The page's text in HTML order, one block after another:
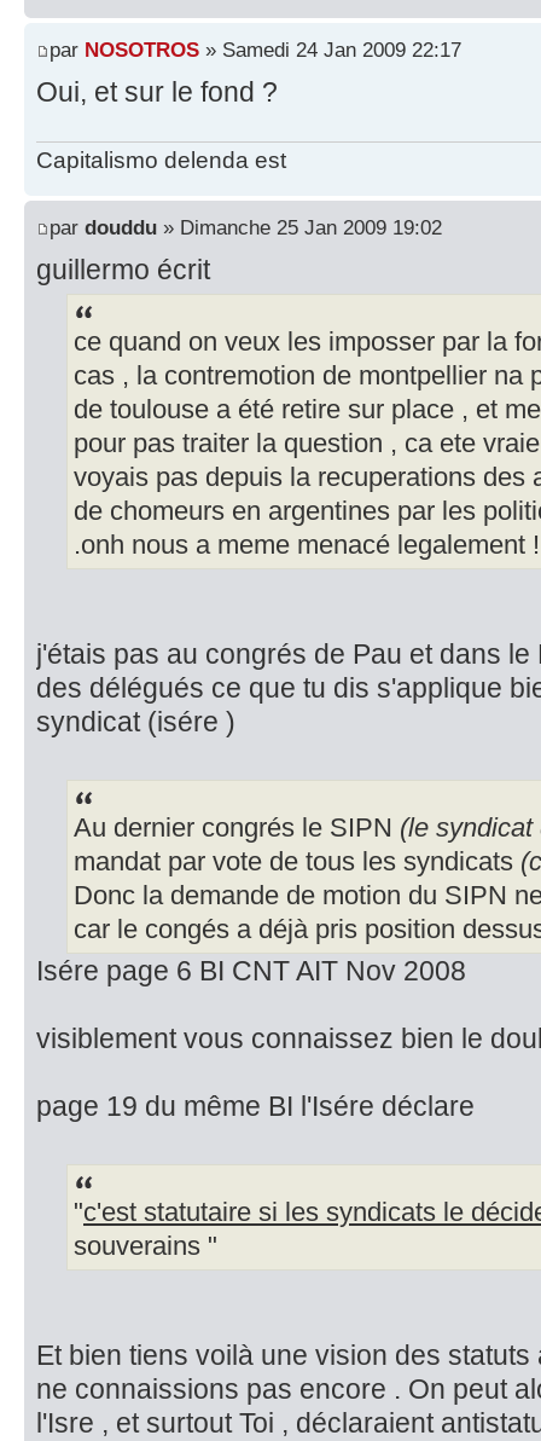
par NOSOTROS » Samedi 24 Jan 2009 22:17
Oui, et sur le fond ?
Capitalismo delenda est
par douddu » Dimanche 25 Jan 2009 19:02
guillermo écrit
ce quand on veux les imposser par la
cas , la contremotion de montpellier na
de toulouse a été retire sur place , et
pour pas traiter la question , ca ete
voyais pas depuis la recuperations des
de chomeurs en argentines par les
.onh nous a meme menacé legalement
j'étais pas au congrés de Pau et dans
des délégués ce que tu dis s'applique
syndicat (isére )
Au dernier congrés le SIPN (le
mandat par vote de tous les syndicats
Donc la demande de motion du SIPN
car le congés a déjà pris position
Isére page 6 BI CNT AIT Nov 2008
visiblement vous connaissez bien le
page 19 du même BI l'Isére déclare
"c'est statutaire si les syndicats le
souverains "
Et bien tiens voilà une vision des
ne connaissions pas encore . On peut
l'Isre , et surtout Toi , déclaraient